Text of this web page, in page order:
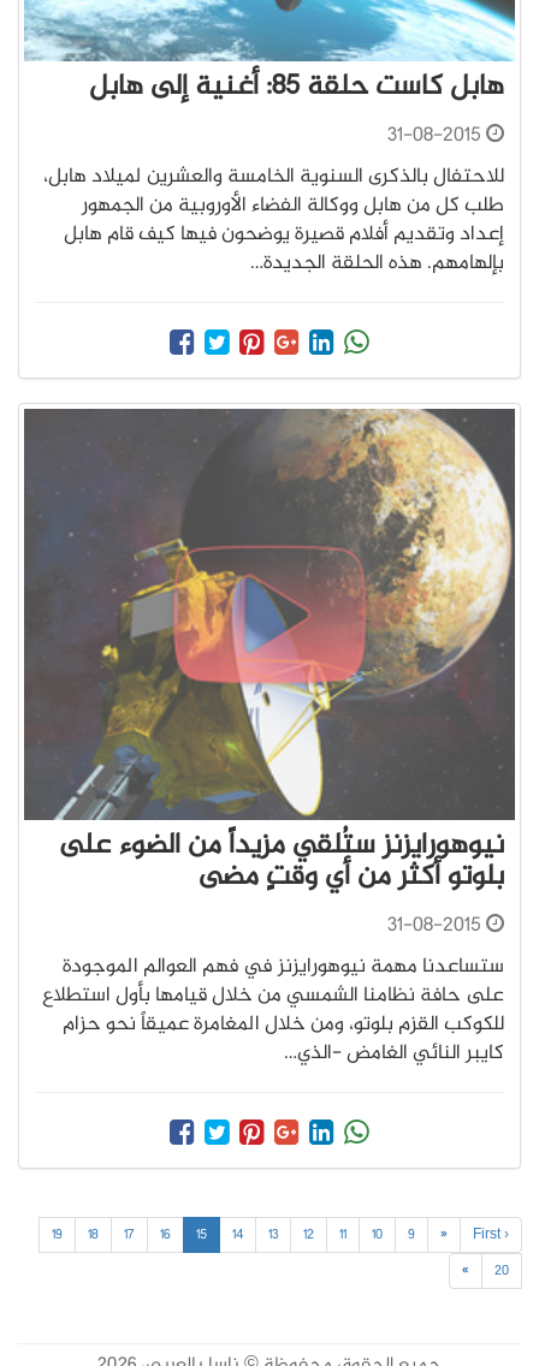
هابل كاست حلقة 85: أغنية إلى هابل
31-08-2015
للاحتفال بالذكرى السنوية الخامسة والعشرين لميلاد هابل،
طلب كل من هابل ووكالة الفضاء الأوروبية من الجمهور
إعداد وتقديم أفلام قصيرة يوضحون فيها كيف قام هابل
بإلهامهم. هذه الحلقة الجديدة…
نيوهورايزنز ستُلقي مزيداً من الضوء على
بلوتو أكثر من أي وقتٍ مضى
31-08-2015
ستساعدنا مهمة نيوهورايزنز في فهم العوالم الموجودة
على حافة نظامنا الشمسي من خلال قيامها بأول استطلاع
للكوكب القزم بلوتو، ومن خلال المغامرة عميقاً نحو حزام
كايبر النائي الغامض -الذي…
‹ First
«
9
10
11
12
13
14
15
16
17
18
19
20
»